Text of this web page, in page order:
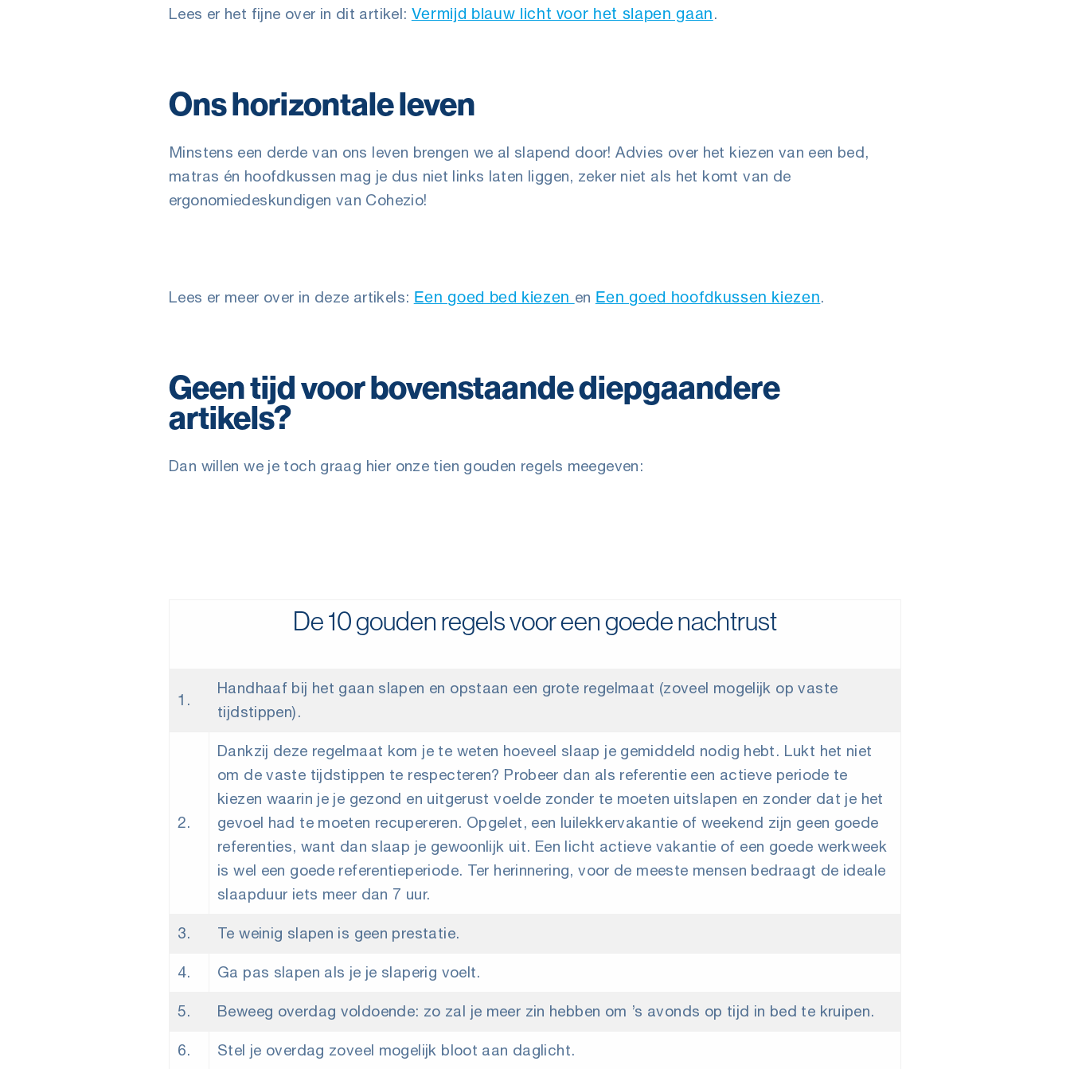
Lees er het fijne over in dit artikel: Vermijd blauw licht voor het slapen gaan.
Ons horizontale leven
Minstens een derde van ons leven brengen we al slapend door! Advies over het kiezen van een bed,
matras én hoofdkussen mag je dus niet links laten liggen, zeker niet als het komt van de
ergonomiedeskundigen van Cohezio!
Lees er meer over in deze artikels: Een goed bed kiezen en Een goed hoofdkussen kiezen.
Geen tijd voor bovenstaande diepgaandere
artikels?
Dan willen we je toch graag hier onze tien gouden regels meegeven:
De 10 gouden regels voor een goede nachtrust
1.
Handhaaf bij het gaan slapen en opstaan een grote regelmaat (zoveel mogelijk op vaste
tijdstippen).
2.
Dankzij deze regelmaat kom je te weten hoeveel slaap je gemiddeld nodig hebt. Lukt het niet
om de vaste tijdstippen te respecteren? Probeer dan als referentie een actieve periode te
kiezen waarin je je gezond en uitgerust voelde zonder te moeten uitslapen en zonder dat je het
gevoel had te moeten recupereren. Opgelet, een luilekkervakantie of weekend zijn geen goede
referenties, want dan slaap je gewoonlijk uit. Een licht actieve vakantie of een goede werkweek
is wel een goede referentieperiode. Ter herinnering, voor de meeste mensen bedraagt de ideale
slaapduur iets meer dan 7 uur.
3. Te weinig slapen is geen prestatie.
4. Ga pas slapen als je je slaperig voelt.
5. Beweeg overdag voldoende: zo zal je meer zin hebben om ’s avonds op tijd in bed te kruipen.
6. Stel je overdag zoveel mogelijk bloot aan daglicht.